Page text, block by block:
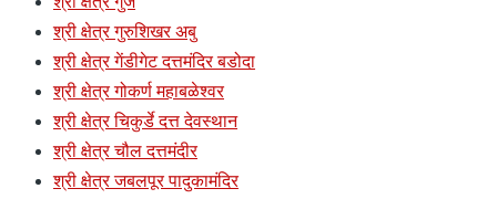
श्री क्षेत्र गुरुशिखर अबु
श्री क्षेत्र गेंडीगेट दत्तमंदिर बडोदा
श्री क्षेत्र गोकर्ण महाबळेश्वर
श्री क्षेत्र चिकुर्डे दत्त देवस्थान
श्री क्षेत्र चौल दत्तमंदीर
श्री क्षेत्र जबलपूर पादुकामंदिर